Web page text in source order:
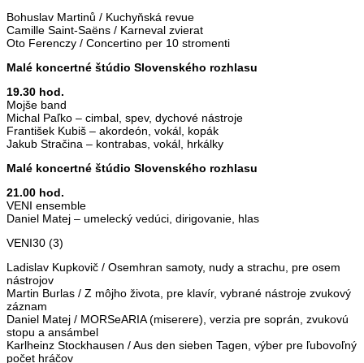
Bohuslav Martinů / Kuchyňská revue
Camille Saint-Saëns / Karneval zvierat
Oto Ferenczy / Concertino per 10 stromenti
Malé koncertné štúdio Slovenského rozhlasu
19.30 hod.
Mojše band
Michal Paľko – cimbal, spev, dychové nástroje
František Kubiš – akordeón, vokál, kopák
Jakub Stračina – kontrabas, vokál, hrkálky
Malé koncertné štúdio Slovenského rozhlasu
21.00 hod.
VENI ensemble
Daniel Matej – umelecký vedúci, dirigovanie, hlas
VENI30 (3)
Ladislav Kupkovič / Osemhran samoty, nudy a strachu, pre osem
nástrojov
Martin Burlas / Z môjho života, pre klavír, vybrané nástroje zvukový
záznam
Daniel Matej / MORSeARIA (miserere), verzia pre soprán, zvukovú
stopu a ansámbel
Karlheinz Stockhausen / Aus den sieben Tagen, výber pre ľubovoľný
počet hráčov